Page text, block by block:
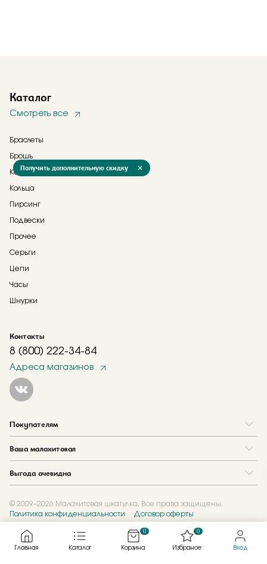
Каталог
Смотреть все
Браслеты
Брошь
Колье
Кольца
Пирсинг
Подвески
Прочее
Серьги
Цепи
Часы
Шнурки
Контакты
8 (800) 222-34-84
Адреса магазинов
Покупателям
Ваша малахитовая
Где купить
Новости
Журнал
Выгода очевидна
Акции
Обмен и скупка
Подарочные сертификаты
© 2009–2026 Малахитовая шкатулка. Все права защищены.
Политика конфиденциальности
Договор оферты
Главная Каталог Корзина
0
Избраное
0
Вход
Получить дополнительную скидку